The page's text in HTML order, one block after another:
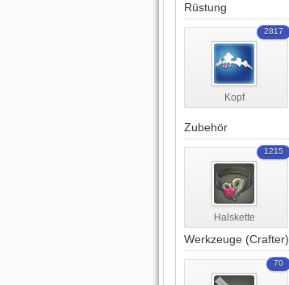
Rüstung
Kopf
2817
Zubehör
Halskette
1215
Werkzeuge (Crafter)
70